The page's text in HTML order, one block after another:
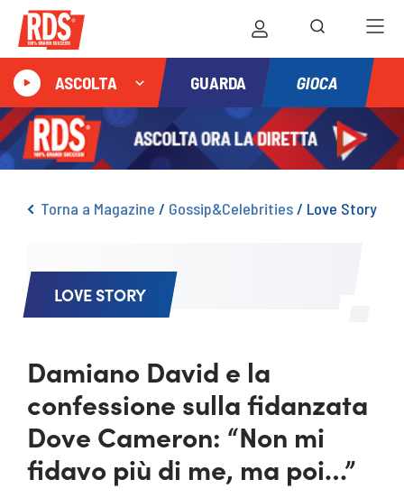
ASCOLTA GUARDA GIOCA
Torna a Magazine / Gossip&Celebrities/ Love Story
LOVE STORY
Damiano David e la
confessione sulla fidanzata
Dove Cameron: “Non mi
fidavo più di me, ma poi…”